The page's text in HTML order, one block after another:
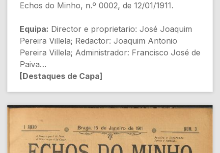
Echos do Minho, n.º 0002, de 12/01/1911.
Equipa: Director e proprietario: José Joaquim
Pereira Villela; Redactor: Joaquim Antonio
Pereira Villela; Administrador: Francisco José de
Paiva
[Destaques de Capa]
- A subida da cotação do papel português e as
instituições de caridade [Economia]
- Que liberdade... [Sociedade]
- Collegio dos Orphãos [Educação]